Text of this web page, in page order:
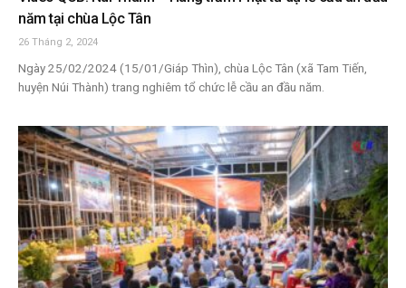
năm tại chùa Lộc Tân
26 Tháng 2, 2024
Ngày 25/02/2024 (15/01/Giáp Thìn), chùa Lộc Tân (xã Tam Tiến,
huyện Núi Thành) trang nghiêm tổ chức lễ cầu an đầu năm.